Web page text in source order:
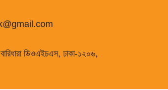
ডিওএইচএস, ঢাকা-১২০৬,